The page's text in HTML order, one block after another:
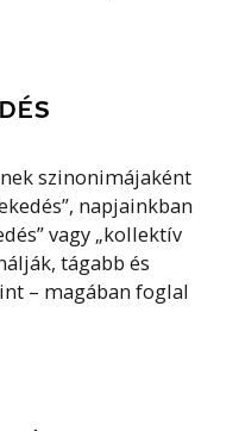
szinonimájaként
napjainkban
vagy „kollektív
tágabb és
– magában foglal